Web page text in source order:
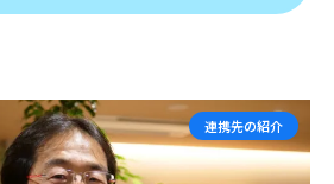
連携先の紹介